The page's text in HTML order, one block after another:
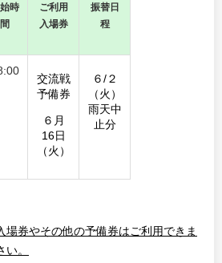
時
間
ご利用
入場券
振替日
程
交流戦
予備券
６月
16日
（火）
６/２
（火）
雨天中
止分
場券やその他の予備券はご利用できま
。